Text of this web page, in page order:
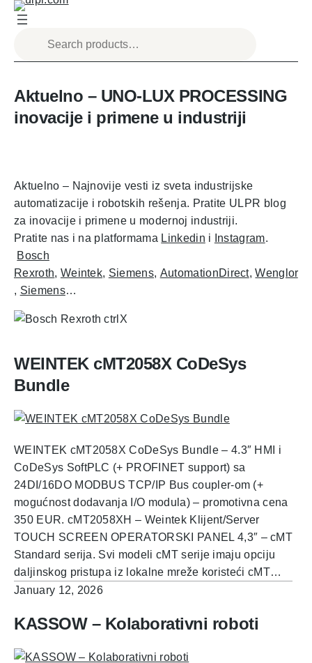
Aktuelno – UNO-LUX PROCESSING
inovacije i primene u industriji
Aktuelno – Najnovije vesti iz sveta industrijske
automatizacije i robotskih rešenja. Pratite ULPR blog
za inovacije i primene u modernoj industriji.
Pratite nas i na platformama Linkedin i Instagram.
Bosch
Rexroth, Weintek, Siemens, AutomationDirect,Wenglor
, Siemens…
WEINTEK cMT2058X CoDeSys
Bundle
WEINTEK cMT2058X CoDeSys Bundle – 4.3″ HMI i
CoDeSys SoftPLC (+ PROFINET support) sa
24DI/16DO MODBUS TCP/IP Bus coupler-om (+
mogućnost dodavanja I/O modula) – promotivna cena
350 EUR. cMT2058XH – Weintek Klijent/Server
TOUCH SCREEN OPERATORSKI PANEL 4,3″ – cMT
Standard serija. Svi modeli cMT serije imaju opciju
daljinskog pristupa iz lokalne mreže koristeći cMT…
January 12, 2026
KASSOW – Kolaborativni roboti